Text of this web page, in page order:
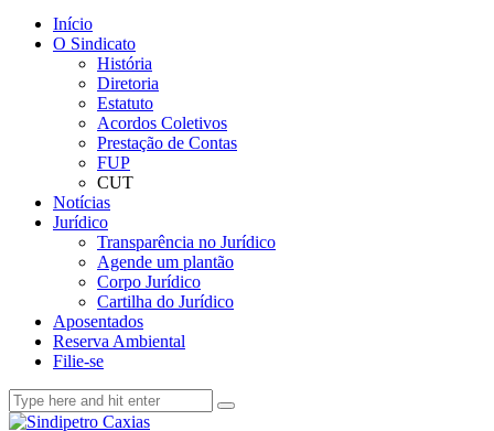
Início
O Sindicato
História
Diretoria
Estatuto
Acordos Coletivos
Prestação de Contas
FUP
CUT
Notícias
Jurídico
Transparência no Jurídico
Agende um plantão
Corpo Jurídico
Cartilha do Jurídico
Aposentados
Reserva Ambiental
Filie-se